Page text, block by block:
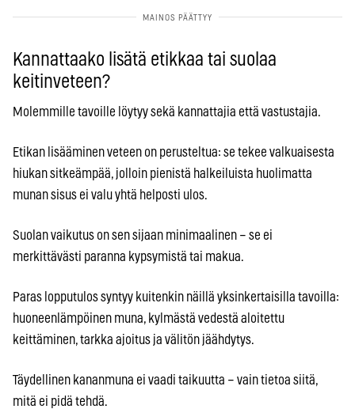
Kannattaako lisätä etikkaa tai suolaa
keitinveteen?
Molemmille tavoille löytyy sekä kannattajia että vastustajia.
Etikan lisääminen veteen on perusteltua: se tekee valkuaisesta
hiukan sitkeämpää, jolloin pienistä halkeiluista huolimatta
munan sisus ei valu yhtä helposti ulos.
Suolan vaikutus on sen sijaan minimaalinen – se ei
merkittävästi paranna kypsymistä tai makua.
Paras lopputulos syntyy kuitenkin näillä yksinkertaisilla tavoilla:
huoneenlämpöinen muna, kylmästä vedestä aloitettu
keittäminen, tarkka ajoitus ja välitön jäähdytys.
Täydellinen kananmuna ei vaadi taikuutta – vain tietoa siitä,
mitä ei pidä tehdä.